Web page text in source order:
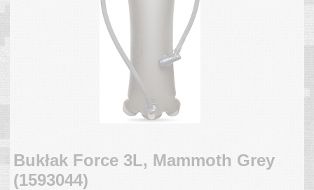
Bukłak Force 3L, Mammoth Grey
(1593044)